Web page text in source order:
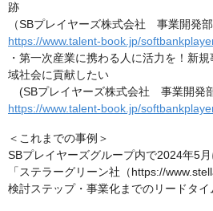
跡
（SBプレイヤーズ株式会社 事業開発
https://www.talent-book.jp/
・第一次産業に携わる人に活力を！新
域社会に貢献したい
(SBプレイヤーズ株式会社 事業開発
https://www.talent-book.jp/
＜これまでの事例＞
SBプレイヤーズグループ内で2024年5
「ステラーグリーン社（https://
検討ステップ・事業化までのリードタイ